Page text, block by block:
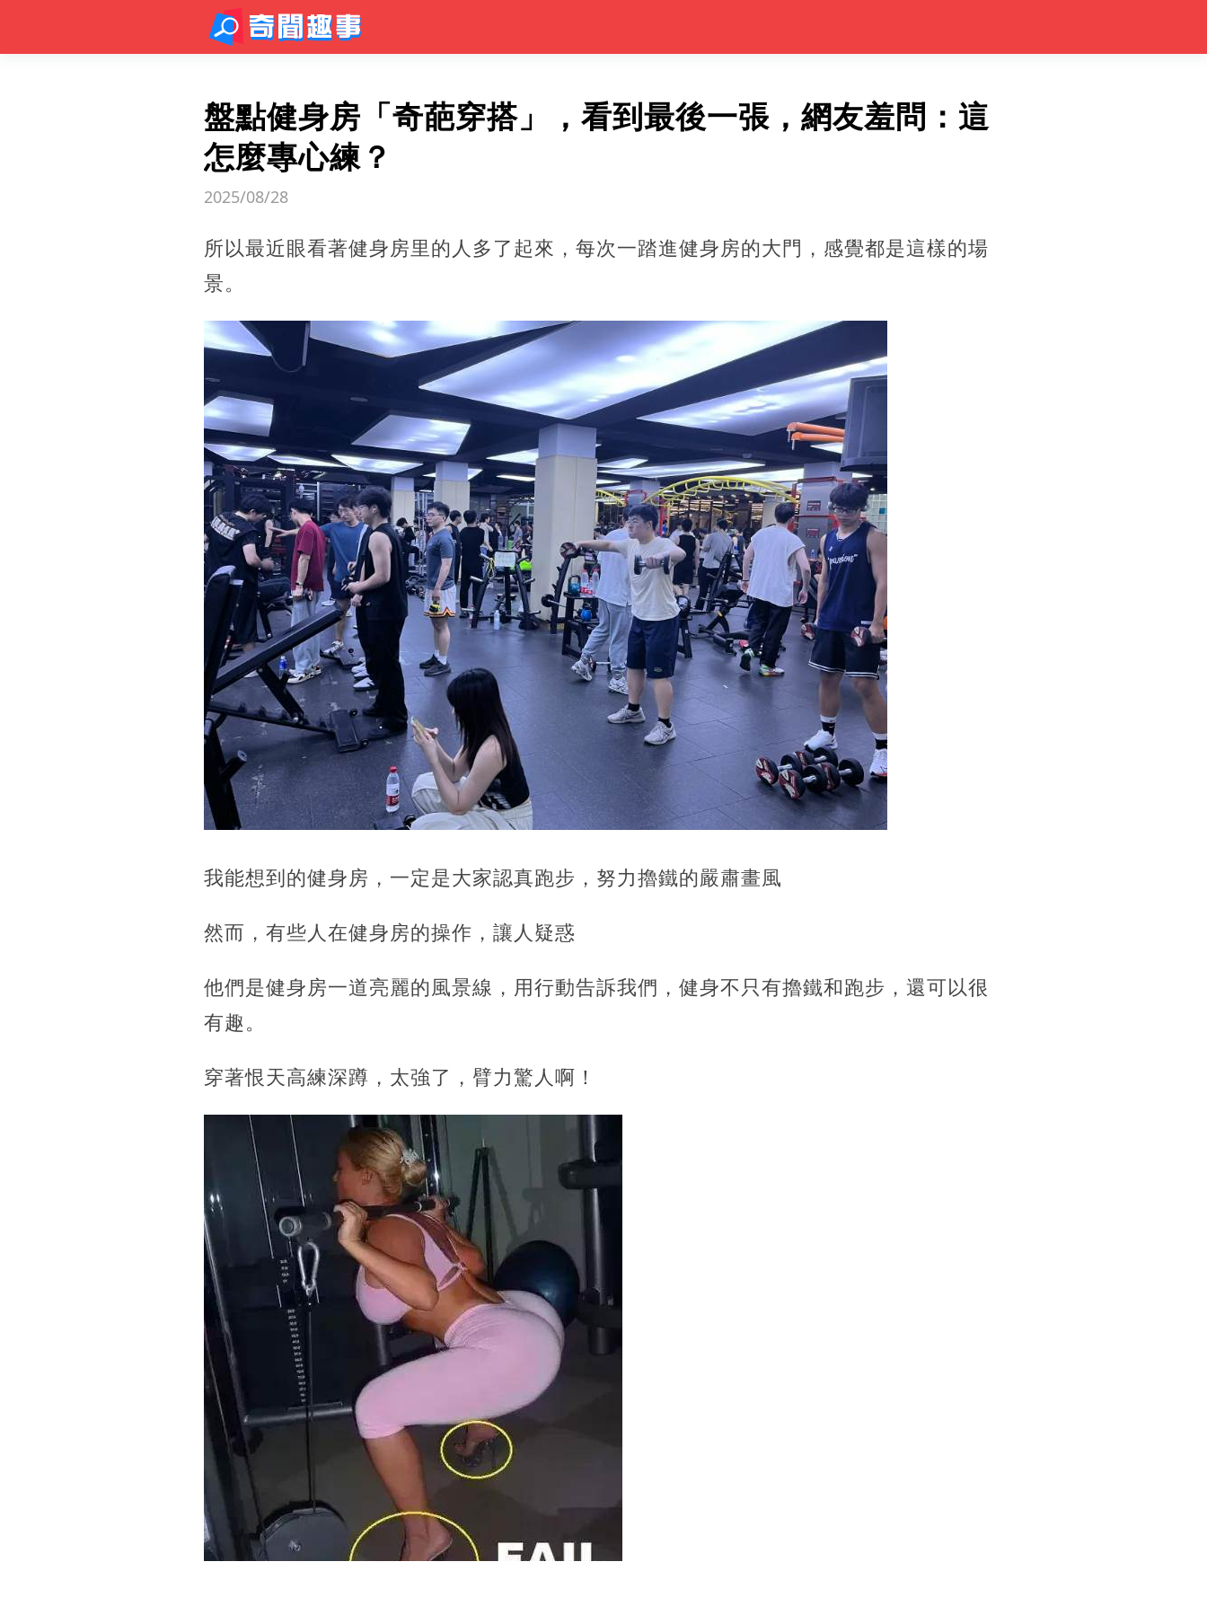
盤點健身房「奇葩穿搭」，看到最後一張，網友羞問：這
怎麼專心練？
2025/08/28
所以最近眼看著健身房里的人多了起來，每次一踏進健身房的大門，感覺都是這樣的場
景。
我能想到的健身房，一定是大家認真跑步，努力擼鐵的嚴肅畫風
然而，有些人在健身房的操作，讓人疑惑
他們是健身房一道亮麗的風景線，用行動告訴我們，健身不只有擼鐵和跑步，還可以很
有趣。
穿著恨天高練深蹲，太強了，臂力驚人啊！